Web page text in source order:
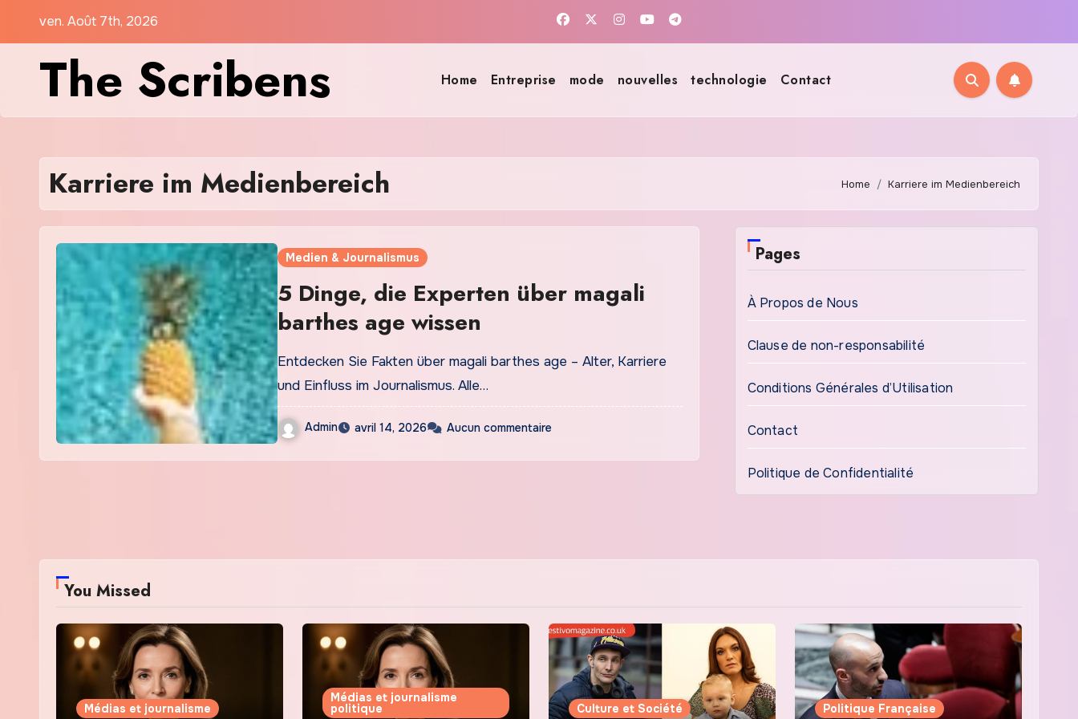
ven. Août 7th, 2026
The Scribens Home Entreprise mode nouvelles technologie Contact
Karriere im Medienbereich Home Karriere im Medienbereich
Medien & Journalismus
5 Dinge, die Experten über magali
barthes age wissen
Entdecken Sie Fakten über magali barthes age – Alter, Karriere
und Einfluss im Journalismus. Alle…
Admin avril 14, 2026 Aucun commentaire
Pages
À Propos de Nous
Clause de non-responsabilité
Conditions Générales d’Utilisation
Contact
Politique de Confidentialité
You Missed
Médias et journalisme
Médias et journalisme
politique Culture et Société Politique Française